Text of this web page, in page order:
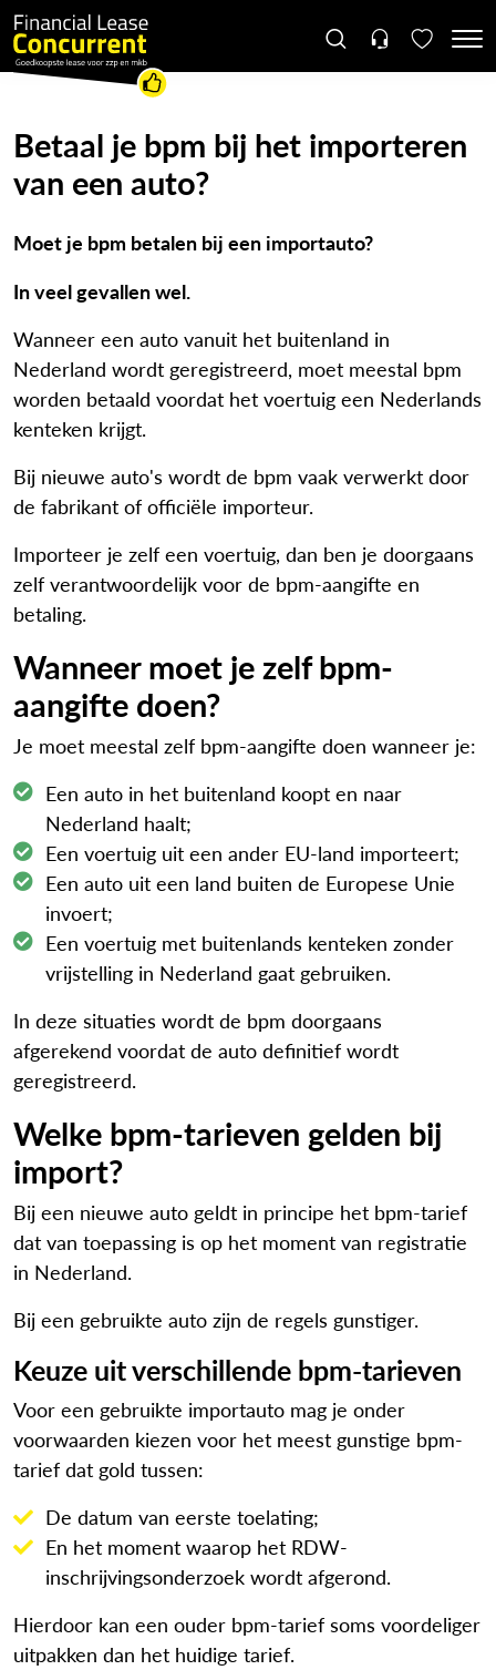
Betaal je bpm bij het importeren
van een auto?
Moet je bpm betalen bij een importauto?
In veel gevallen wel.
Wanneer een auto vanuit het buitenland in
Nederland wordt geregistreerd, moet meestal bpm
worden betaald voordat het voertuig een Nederlands
kenteken krijgt.
Bij nieuwe auto's wordt de bpm vaak verwerkt door
de fabrikant of officiële importeur.
Importeer je zelf een voertuig, dan ben je doorgaans
zelf verantwoordelijk voor de bpm-aangifte en
betaling.
Wanneer moet je zelf bpm-
aangifte doen?
Je moet meestal zelf bpm-aangifte doen wanneer je:
Een auto in het buitenland koopt en naar
Nederland haalt;
Een voertuig uit een ander EU-land importeert;
Een auto uit een land buiten de Europese Unie
invoert;
Een voertuig met buitenlands kenteken zonder
vrijstelling in Nederland gaat gebruiken.
In deze situaties wordt de bpm doorgaans
afgerekend voordat de auto definitief wordt
geregistreerd.
Welke bpm-tarieven gelden bij
import?
Bij een nieuwe auto geldt in principe het bpm-tarief
dat van toepassing is op het moment van registratie
in Nederland.
Bij een gebruikte auto zijn de regels gunstiger.
Keuze uit verschillende bpm-tarieven
Voor een gebruikte importauto mag je onder
voorwaarden kiezen voor het meest gunstige bpm-
tarief dat gold tussen:
De datum van eerste toelating;
En het moment waarop het RDW-
inschrijvingsonderzoek wordt afgerond.
Hierdoor kan een ouder bpm-tarief soms voordeliger
uitpakken dan het huidige tarief.